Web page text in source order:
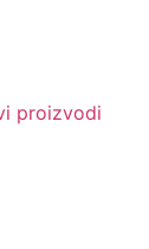
proizvodi